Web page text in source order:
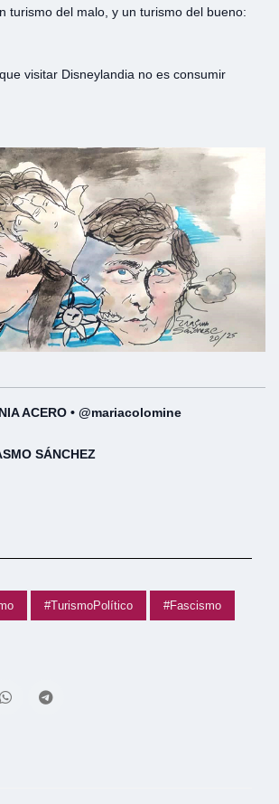
turismo del malo, y un turismo del bueno:
visitar Disneylandia no es consumir
ACERO • @mariacolomine
SÁNCHEZ
#TurismoPolítico #Fascismo